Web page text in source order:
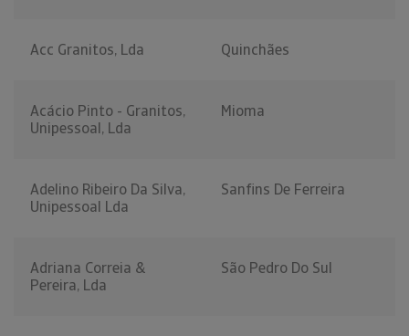
Acc Granitos, Lda Quinchães
Acácio Pinto - Granitos,
Unipessoal, Lda
Mioma
Adelino Ribeiro Da Silva,
Unipessoal Lda
Sanfins De Ferreira
Adriana Correia &
Pereira, Lda
São Pedro Do Sul